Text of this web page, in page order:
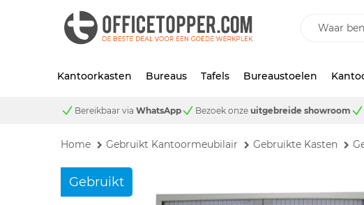
Kantoorkasten Bureaus Tafels Bureaustoelen
Bereikbaar via WhatsApp Bezoek onze uitgebreide showroom
Home Gebruikt Kantoormeubilair Gebruikte Kasten
Gebruikt